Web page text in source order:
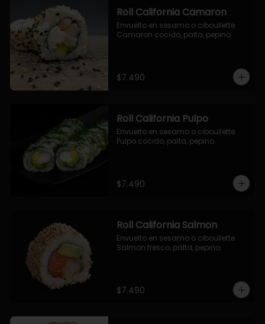
Roll California Camaron
Envuelto en sesamo o ciboullette.
Camaron cocido, palta, pepino.
$7.490
Roll California Pulpo
Envuelto en sesamo o ciboullette.
Pulpo cocido, palta, pepino.
$7.490
Roll California Salmon
Envuelto en sesamo o ciboullette.
Salmon fresco, palta, pepino.
$7.490